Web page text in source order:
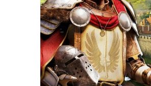
魔兽来袭争夺积分让家族获得
原创的故事剧情搭配顶尖的更
获取金币最简单的方式之一每
币量还会增加。